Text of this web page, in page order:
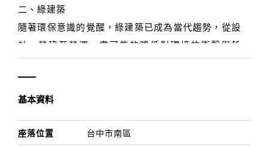
二、綠建築
隨著環保意識的覺醒，綠建築已成為當代趨勢，從設
計、營建至營運，盡可能的降低對環境的衝擊與耗
反饋。
三、綠能網絡
基本資料
座落位置 台中市南區